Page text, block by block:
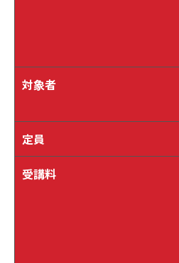
対象者
定員
受講料